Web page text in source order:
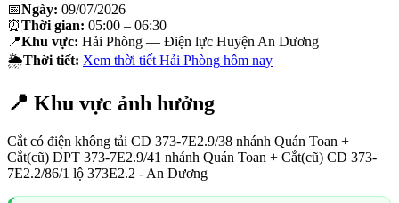
📅Ngày: 09/07/2026
⏰Thời gian: 05:00 – 06:30
📍Khu vực: Hải Phòng — Điện lực Huyện An Dương
🌦Thời tiết: Xem thời tiết Hải Phòng hôm nay
📍 Khu vực ảnh hưởng
Cắt có điện không tải CD 373-7E2.9/38 nhánh Quán Toan +
Cắt(cũ) DPT 373-7E2.9/41 nhánh Quán Toan + Cắt(cũ) CD 373-
7E2.2/86/1 lộ 373E2.2 - An Dương